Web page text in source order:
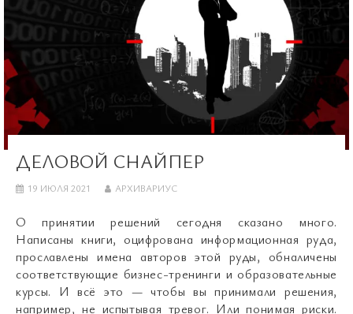
ДЕЛОВОЙ СНАЙПЕР
19 ИЮЛЯ 2021 АРХИВАРИУС
О принятии решений сегодня сказано много.
Написаны книги, оцифрована информационная руда,
прославлены имена авторов этой руды, обналичены
соответствующие бизнес-тренинги и образовательные
курсы. И всё это — чтобы вы принимали решения,
например, не испытывая тревог. Или понимая риски.